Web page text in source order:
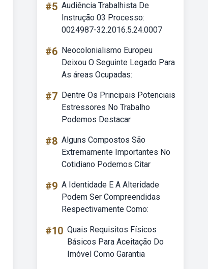
#5 Audiência Trabalhista De
Instrução 03 Processo:
0024987-32.2016.5.24.0007
#6 Neocolonialismo Europeu
Deixou O Seguinte Legado Para
As áreas Ocupadas:
#7 Dentre Os Principais Potenciais
Estressores No Trabalho
Podemos Destacar
#8 Alguns Compostos São
Extremamente Importantes No
Cotidiano Podemos Citar
#9 A Identidade E A Alteridade
Podem Ser Compreendidas
Respectivamente Como:
#10 Quais Requisitos Físicos
Básicos Para Aceitação Do
Imóvel Como Garantia